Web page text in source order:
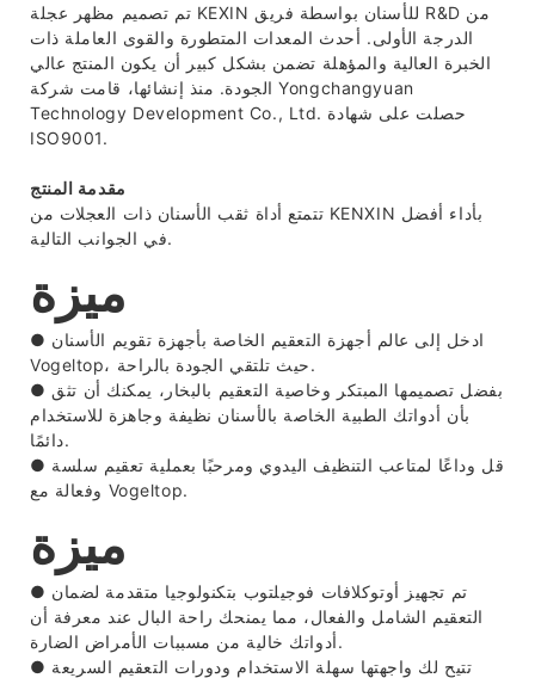
تم تصميم مظهر عجلة KEXIN للأسنان بواسطة فريق R&D من
الدرجة الأولى. أحدث المعدات المتطورة والقوى العاملة ذات
الخبرة العالية والمؤهلة تضمن بشكل كبير أن يكون المنتج عالي
الجودة. منذ إنشائها، قامت شركة Yongchangyuan
Technology Development Co., Ltd. حصلت على شهادة
ISO9001.
مقدمة المنتج
تتمتع أداة ثقب الأسنان ذات العجلات من KENXIN بأداء أفضل
في الجوانب التالية.
ميزة
● ادخل إلى عالم أجهزة التعقيم الخاصة بأجهزة تقويم الأسنان
Vogeltop، حيث تلتقي الجودة بالراحة.
● بفضل تصميمها المبتكر وخاصية التعقيم بالبخار، يمكنك أن تثق
بأن أدواتك الطبية الخاصة بالأسنان نظيفة وجاهزة للاستخدام
دائمًا.
● قل وداعًا لمتاعب التنظيف اليدوي ومرحبًا بعملية تعقيم سلسة
وفعالة مع Vogeltop.
ميزة
● تم تجهيز أوتوكلافات فوجيلتوب بتكنولوجيا متقدمة لضمان
التعقيم الشامل والفعال، مما يمنحك راحة البال عند معرفة أن
أدواتك خالية من مسببات الأمراض الضارة.
● تتيح لك واجهتها سهلة الاستخدام ودورات التعقيم السريعة